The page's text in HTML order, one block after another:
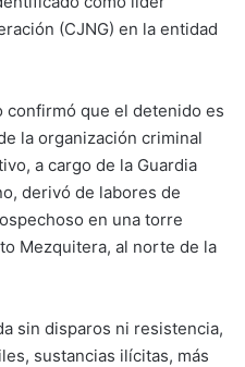
(CJNG) en la entidad
confirmó que el detenido es
la organización criminal
a cargo de la Guardia
derivó de labores de
en una torre
Mezquitera, al norte de la
sin disparos ni resistencia,
sustancias ilícitas, más